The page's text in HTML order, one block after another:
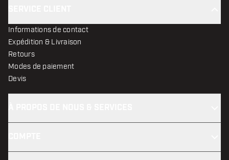
Informations de contact
Expédition & Livraison
Retours
Modes de paiement
Devis